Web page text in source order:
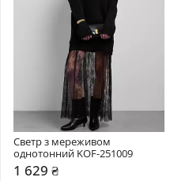
Светр з мереживом
однотонний KOF-251009
1 629 ₴